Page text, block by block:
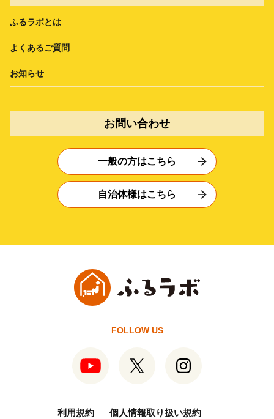
ふるラボとは
よくあるご質問
お知らせ
お問い合わせ
一般の方はこちら
自治体様はこちら
FOLLOW US
利用規約 個人情報取り扱い規約